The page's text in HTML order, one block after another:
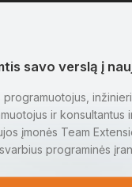
savo verslą į
programuotojus,
ir konsultantus
įmonės Team
programinės